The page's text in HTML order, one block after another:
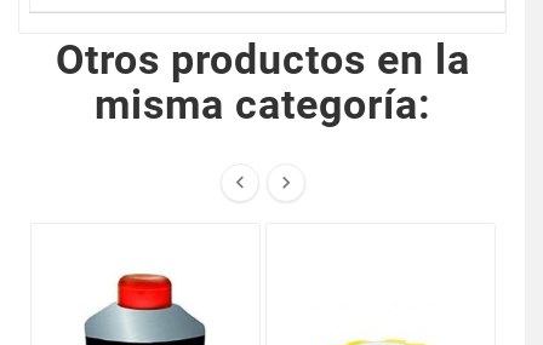
Otros productos en la
misma categoría:
 